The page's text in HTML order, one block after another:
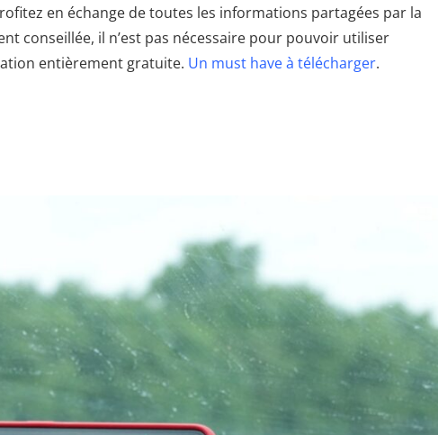
en échange de toutes les informations partagées par la
conseillée, il n’est pas nécessaire pour pouvoir utiliser
entièrement gratuite. Un must have à télécharger.